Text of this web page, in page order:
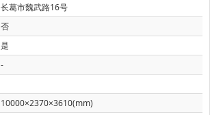
长葛市魏武路16号
否
是
-
10000×2370×3610(mm)